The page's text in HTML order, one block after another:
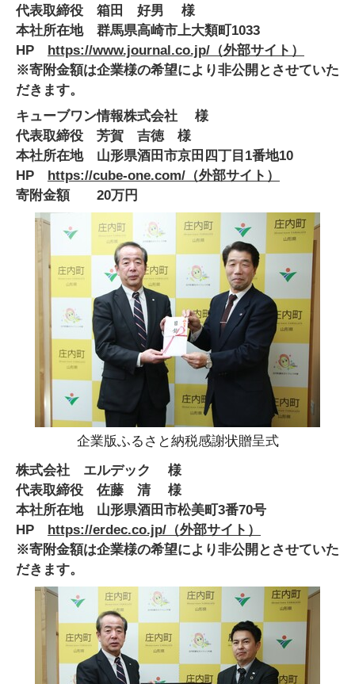
代表取締役 箱田 好男 様
本社所在地 群馬県高崎市上大類町1033
HP https://www.journal.co.jp/（外部サイト）
※寄附金額は企業様の希望により非公開とさせていた
だきます。
キューブワン情報株式会社 様
代表取締役 芳賀 吉徳 様
本社所在地 山形県酒田市京田四丁目1番地10
HP
https://cube-one.com/ （外部サイト）
寄附金額 20万円
企業版ふるさと納税感謝状贈呈式
株式会社 エルデック 様
代表取締役 佐藤 清 様
本社所在地 山形県酒田市松美町3番70号
HP
https://erdec.co.jp/ （外部サイト）
※寄附金額は企業様の希望により非公開とさせていた
だきます。